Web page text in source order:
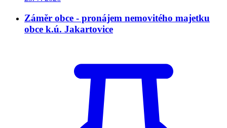
Záměr obce - pronájem nemovitého majetku
obce k.ú. Jakartovice